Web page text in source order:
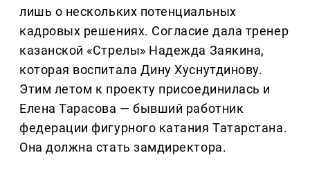
лишь о нескольких потенциальных
кадровых решениях. Согласие дала тренер
казанской «Стрелы» Надежда Заякина,
которая воспитала Дину Хуснутдинову.
Этим летом к проекту присоединилась и
Елена Тарасова — бывший работник
федерации фигурного катания Татарстана.
Она должна стать замдиректора.